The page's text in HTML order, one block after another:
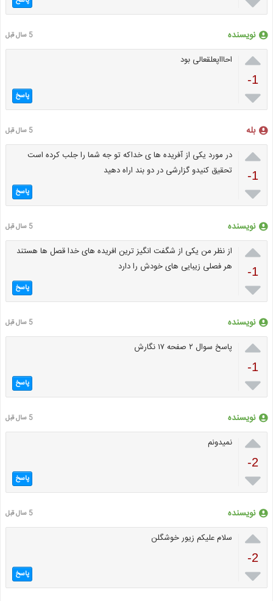
نویسنده 5 سال قبل

-1

احاااپعلقعالی بود
پاسخ
بله 5 سال قبل

-1

در مورد یکی از آفریده ها ی خداکه تو جه شما را جلب کرده است
تحقیق کنیدو گزارشی در دو بند اراه دهید
پاسخ
نویسنده 5 سال قبل

-1

از نظر من یکی از شگفت انگیز ترین افریده های خدا قصل ها هستند
هر فصلی زیبایی های خودش را دارد
پاسخ
نویسنده 5 سال قبل

-1

پاسخ سوال ۲ صفحه ۱۷ نگارش
پاسخ
نویسنده 5 سال قبل

-2

نمیدونم
پاسخ
نویسنده 5 سال قبل

-2

سلام علیکم زیور خوشگلن
پاسخ